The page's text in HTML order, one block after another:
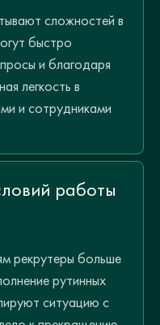
сложностей в
быстро
и благодаря
легкость в
и сотрудниками
работы
рекрутеры больше
рутинных
ситуацию с